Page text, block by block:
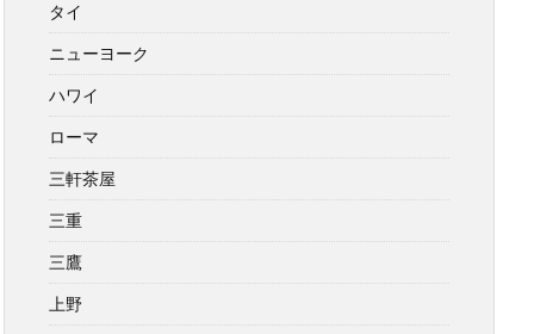
タイ
ニューヨーク
ハワイ
ローマ
三軒茶屋
三重
三鷹
上野